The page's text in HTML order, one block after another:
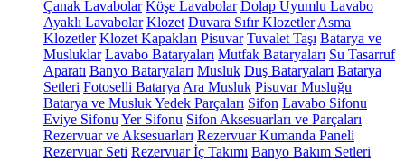
Çanak Lavabolar Köşe Lavabolar Dolap Uyumlu Lavabo
Ayaklı Lavabolar Klozet Duvara Sıfır Klozetler Asma
Klozetler Klozet Kapakları Pisuvar Tuvalet Taşı Batarya ve
Musluklar Lavabo Bataryaları Mutfak Bataryaları Su Tasarruf
Aparatı Banyo Bataryaları Musluk Duş Bataryaları Batarya
Setleri Fotoselli Batarya Ara Musluk Pisuvar Musluğu
Batarya ve Musluk Yedek Parçaları Sifon Lavabo Sifonu
Eviye Sifonu Yer Sifonu Sifon Aksesuarları ve Parçaları
Rezervuar ve Aksesuarları Rezervuar Kumanda Paneli
Rezervuar Seti Rezervuar İç Takımı Banyo Bakım Setleri